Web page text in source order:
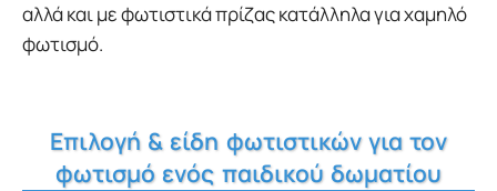
αλλά και με φωτιστικά πρίζας κατάλληλα για χαμηλό
φωτισμό.
Επιλογή & είδη φωτιστικών για τον
φωτισμό ενός παιδικού δωματίου